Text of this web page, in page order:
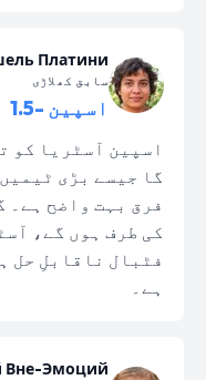
Платини
سابق کھلاڑی
اسپین -1.5
اسپین آسٹریا کو
گا جیسے بڑی
فرق بہت واضح ہے۔
کی طرف ہوں گے،
ہے۔
Вне-Эмоций